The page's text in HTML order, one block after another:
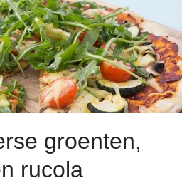
groenten,
rucola